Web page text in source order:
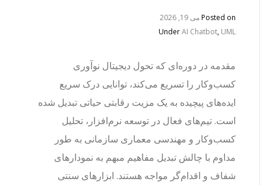
Posted onمی 19, 2026
Under AI Chatbot,UML
مقدمه در دوره‌ای که تحول دیجیتال نوآوری
کسب‌وکار را تسریع می‌کند، توانایی درک سریع
ایده‌های پیچیده به یک مزیت رقابتی حیاتی تبدیل شده
است. تیم‌های فعال در توسعه نرم‌افزار، تحلیل
کسب‌وکار و مهندسی معماری سازمانی به طور
مداوم با چالش تبدیل مفاهیم مبهم به نمودارهای
شفاف و اقدام‌گر مواجه هستند. ابزارهای سنتی